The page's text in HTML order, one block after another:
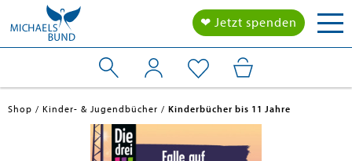
❤ Jetzt spenden
Shop Kinder- & Jugendbücher Kinderbücher bis 11 Jahre